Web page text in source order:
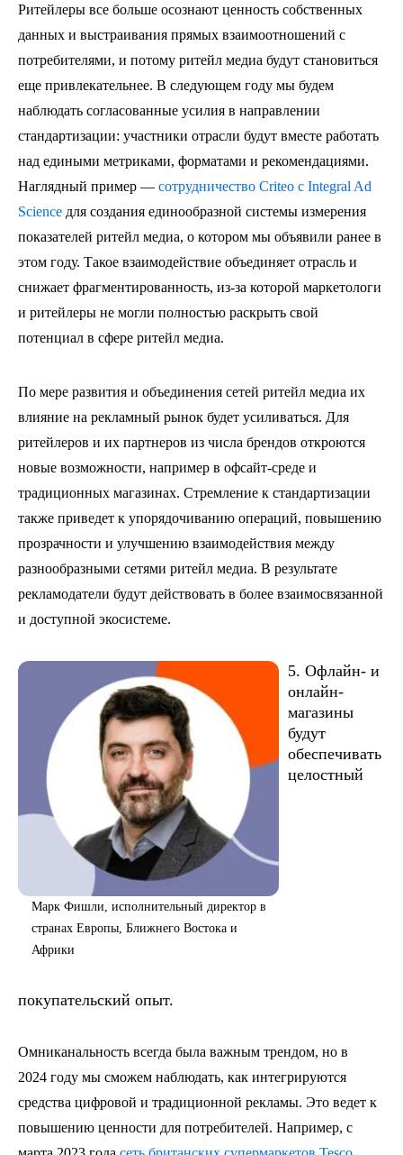
Ритейлеры все больше осознают ценность собственных
данных и выстраивания прямых взаимоотношений с
потребителями, и потому ритейл медиа будут становиться
еще привлекательнее. В следующем году мы будем
наблюдать согласованные усилия в направлении
стандартизации: участники отрасли будут вместе работать
над едиными метриками, форматами и рекомендациями.
Наглядный пример — сотрудничество Criteo с Integral Ad
Science для создания единообразной системы измерения
показателей ритейл медиа, о котором мы объявили ранее в
этом году. Такое взаимодействие объединяет отрасль и
снижает фрагментированность, из-за которой маркетологи
и ритейлеры не могли полностью раскрыть свой
потенциал в сфере ритейл медиа.
По мере развития и объединения сетей ритейл медиа их
влияние на рекламный рынок будет усиливаться. Для
ритейлеров и их партнеров из числа брендов откроются
новые возможности, например в офсайт-среде и
традиционных магазинах. Стремление к стандартизации
также приведет к упорядочиванию операций, повышению
прозрачности и улучшению взаимодействия между
разнообразными сетями ритейл медиа. В результате
рекламодатели будут действовать в более взаимосвязанной
и доступной экосистеме.
Марк Фишли, исполнительный директор в
странах Европы, Ближнего Востока и
Африки
5. Офлайн- и
онлайн-
магазины
будут
обеспечивать
целостный
покупательский опыт.
Омниканальность всегда была важным трендом, но в
2024 году мы сможем наблюдать, как интегрируются
средства цифровой и традиционной рекламы. Это ведет к
повышению ценности для потребителей. Например, с